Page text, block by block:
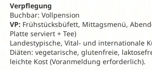
Verpflegung
Buchbar: Vollpension
VP: Frühstücksbüfett, Mittagsmenü,
Platte serviert + Tee)
Landestypische, Vital- und internationale
Diäten: vegetarische, glutenfreie,
leichte Kost (Voranmeldung erforderlich).